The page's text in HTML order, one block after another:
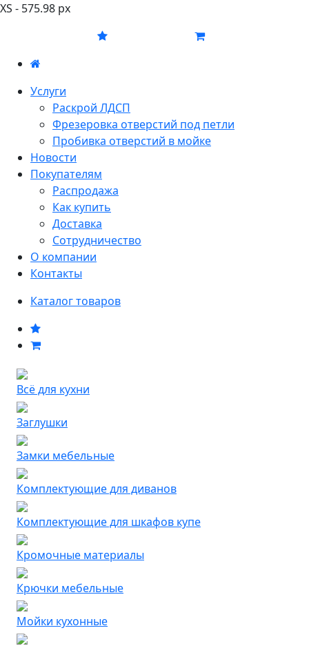
XS - 575.98 px
Услуги
Раскрой ЛДСП
Фрезеровка отверстий под петли
Пробивка отверстий в мойке
Новости
Покупателям
Распродажа
Как купить
Доставка
Сотрудничество
О компании
Контакты
Каталог товаров
Всё для кухни
Заглушки
Замки мебельные
Комплектующие для диванов
Комплектующие для шкафов купе
Кромочные материалы
Крючки мебельные
Мойки кухонные